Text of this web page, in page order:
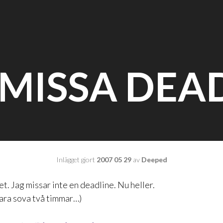
Inlägget gjort 2007 05 29av Deeped
Jag missar inte en deadline. Nu heller.
sova två timmar…)